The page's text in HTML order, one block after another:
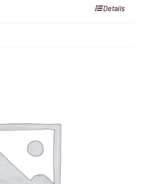
Details